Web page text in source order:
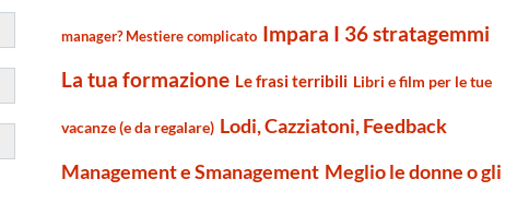
manager? Mestiere complicato Impara I 36 stratagemmi
La tua formazione Le frasi terribili Libri e film per le tue
vacanze (e da regalare) Lodi, Cazziatoni, Feedback
Management e Smanagement Meglio le donne o gli